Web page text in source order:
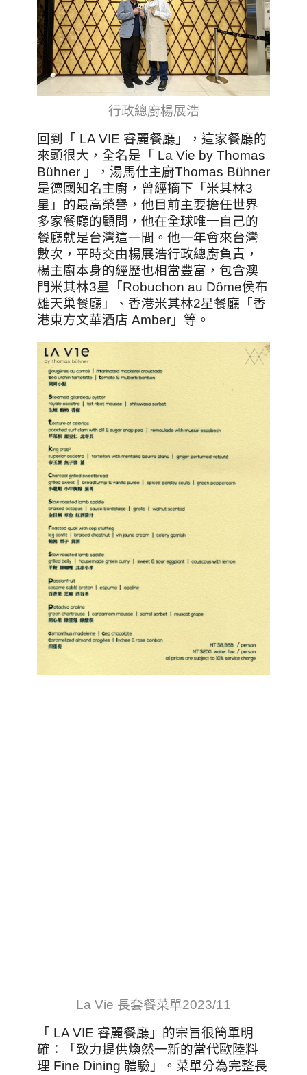
行政總廚楊展浩
回到「 LA VIE 睿麗餐廳」，這家餐廳的
來頭很大，全名是「 La Vie by Thomas
Bühner 」，湯馬仕主廚Thomas Bühner
是德國知名主廚，曾經摘下「米其林3
星」的最高榮譽，他目前主要擔任世界
多家餐廳的顧問，他在全球唯一自己的
餐廳就是台灣這一間。他一年會來台灣
數次，平時交由楊展浩行政總廚負責，
楊主廚本身的經歷也相當豐富，包含澳
門米其林3星「Robuchon au Dôme侯布
雄天巢餐廳」、香港米其林2星餐廳「香
港東方文華酒店 Amber」等。
La Vie 長套餐菜單2023/11
「 LA VIE 睿麗餐廳」的宗旨很簡單明
確：「致力提供煥然一新的當代歐陸料
理 Fine Dining 體驗」。菜單分為完整長